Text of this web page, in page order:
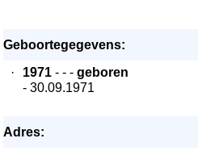
Geboortegegevens:
·
1971 - - - geboren
- 30.09.1971
Adres: